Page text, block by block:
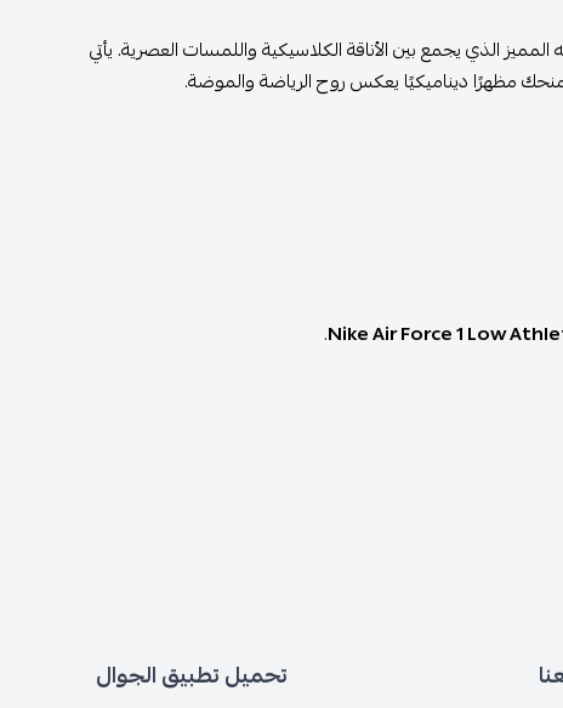
الذي يجمع بين الأناقة الكلاسيكية واللمسات العصرية. يأتي
مظهرًا ديناميكيًا يعكس روح الرياضة والموضة.
.
تحميل تطبيق الجوال